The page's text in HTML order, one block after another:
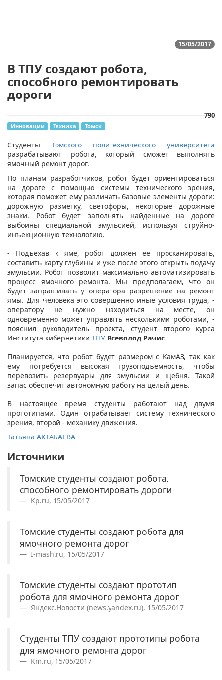
15/05/2017
В ТПУ создают робота,
способного ремонтировать
дороги
790
Инновации Техника Томск
Студенты Томского политехнического университета
разрабатывают робота, который сможет выполнять
ямочный ремонт дорог.
По планам разработчиков, робот будет ориентироваться
на дороге с помощью системы технического зрения,
которая поможет ему различать базовые элементы дороги:
дорожную разметку, светофоры, некоторые дорожные
знаки. Робот будет заполнять найденные на дороге
выбоины специальной эмульсией, используя струйно-
инъекционную технологию.
- Подъехав к яме, робот должен ее просканировать,
составить карту глубины и уже после этого открыть подачу
эмульсии. Робот позволит максимально автоматизировать
процесс ямочного ремонта. Мы предполагаем, что он
будет запрашивать у оператора разрешение на ремонт
ямы. Для человека это совершенно иные условия труда, -
оператору не нужно находиться на месте, он
одновременно может управлять несколькими роботами, -
пояснил руководитель проекта, студент второго курса
Института кибернетики ТПУ Всеволод Рачис.
Планируется, что робот будет размером с КамАЗ, так как
ему потребуется высокая грузоподъемность, чтобы
перевозить резервуары для эмульсии и щебня. Такой
запас обеспечит автономную работу на целый день.
В настоящее время студенты работают над двумя
прототипами. Один отрабатывает систему технического
зрения, второй - механику движения.
Татьяна АКТАБАЕВА
Источники
Томские студенты создают робота,
способного ремонтировать дороги
Kp.ru, 15/05/2017
Томские студенты создают робота для
ямочного ремонта дорог
I-mash.ru, 15/05/2017
Томские студенты создают прототип
робота для ямочного ремонта дорог
Яндекс.Новости (news.yandex.ru), 15/05/2017
Студенты ТПУ создают прототипы робота
для ямочного ремонта дорог
Km.ru, 15/05/2017